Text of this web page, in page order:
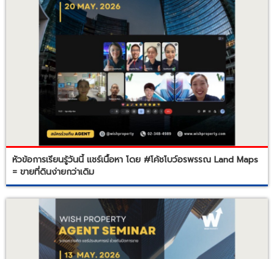
หัวข้อการเรียนรู้วันนี้ แชร์เนื้อหา โดย #โค้ชโบว์อรพรรณ Land Maps
= ขายที่ดินง่ายกว่าเดิม